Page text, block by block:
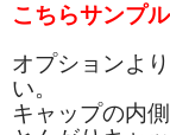
こちらサンプ
オプションよ
い。
キャップの内